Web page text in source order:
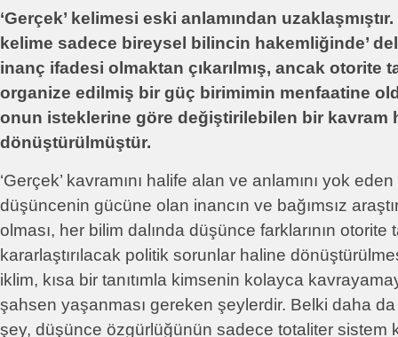
‘Gerçek’ kelimesi eski anlamından
kelime sadece bireysel bilincin hakemliğinde’
inanç ifadesi olmaktan çıkarılmış, ancak otorite
organize edilmiş bir güç birimimin menfaatine
onun isteklerine göre değiştirilebilen bir kavram
dönüştürülmüştür.
‘Gerçek’ kavramını halife alan ve anlamını yok
düşüncenin gücüne olan inancın ve bağımsız
olması, her bilim dalında düşünce farklarının otorite
kararlaştırılacak politik sorunlar haline
iklim, kısa bir tanıtımla kimsenin kolayca
şahsen yaşanması gereken şeylerdir. Belki daha
şey, düşünce özgürlüğünün sadece totaliter sistem